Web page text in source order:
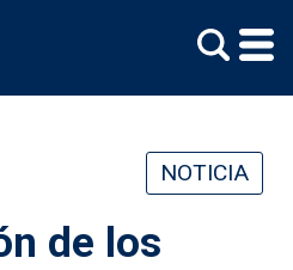
NOTICIA
de los